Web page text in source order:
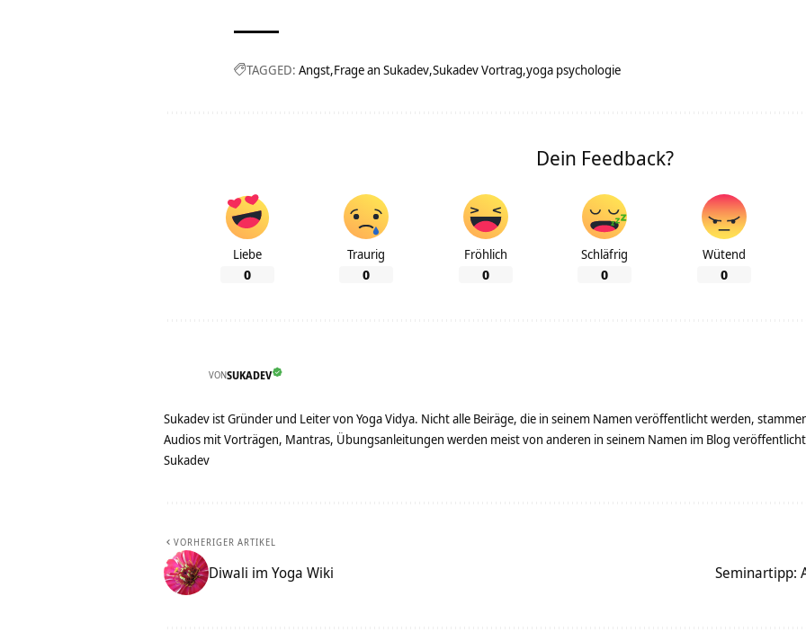
TAGGED: Angst Frage an Sukadev Sukadev Vortrag yoga psychologie
Dein Feedback?
Liebe
0
Traurig
0
Fröhlich
0
Schläfrig
0
Wütend
0
VONSUKADEV
Sukadev ist Gründer und Leiter von Yoga Vidya. Nicht alle Beiräge, die in seinem Namen veröffentlicht werden,
Audios mit Vorträgen, Mantras, Übungsanleitungen werden meist von anderen in seinem Namen im Blog
Sukadev
VORHERIGER ARTIKEL
Diwali im Yoga Wiki Seminartipp: